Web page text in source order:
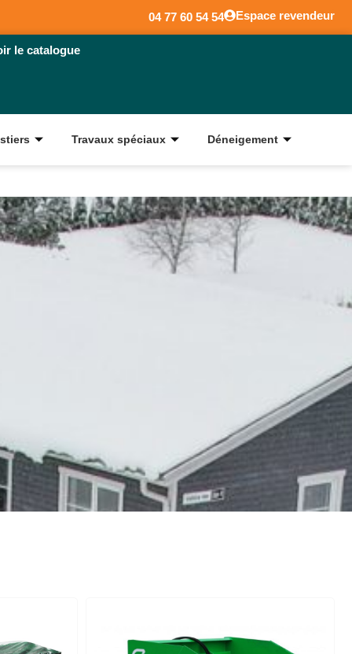
04 77 60 54 54 Espace revendeur
le catalogue
Travaux spéciaux Déneigement